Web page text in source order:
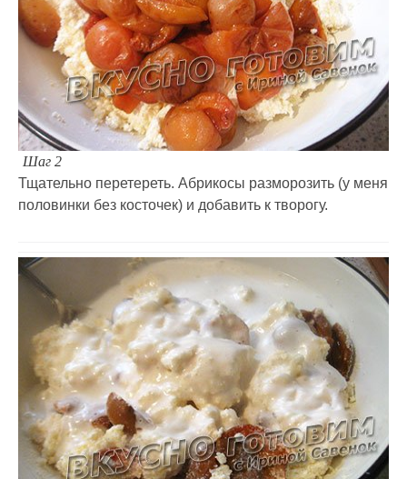
Шаг 2
Тщательно перетереть. Абрикосы разморозить (у меня
половинки без косточек) и добавить к творогу.